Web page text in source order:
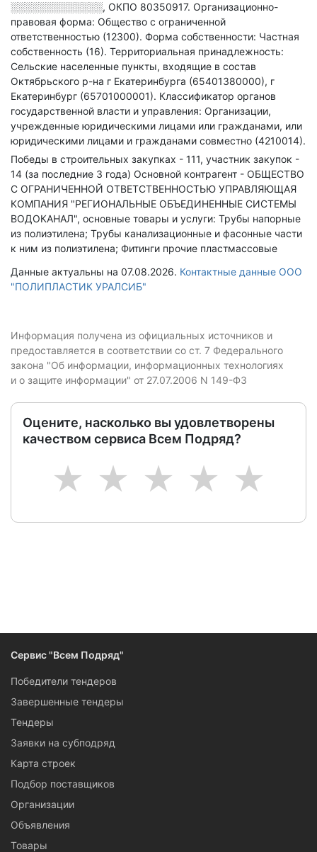
░░░░░░░░░░░░░, ОКПО 80350917. Организационно-
правовая форма: Общество с ограниченной
ответственностью (12300). Форма собственности: Частная
собственность (16). Территориальная принадлежность:
Сельские населенные пункты, входящие в состав
Октябрьского р-на г Екатеринбурга (65401380000), г
Екатеринбург (65701000001). Классификатор органов
государственной власти и управления: Организации,
учрежденные юридическими лицами или гражданами, или
юридическими лицами и гражданами совместно (4210014).
Победы в строительных закупках - 111, участник закупок -
14 (за последние 3 года) Основной контрагент - ОБЩЕСТВО
С ОГРАНИЧЕННОЙ ОТВЕТСТВЕННОСТЬЮ УПРАВЛЯЮЩАЯ
КОМПАНИЯ "РЕГИОНАЛЬНЫЕ ОБЪЕДИНЕННЫЕ СИСТЕМЫ
ВОДОКАНАЛ", основные товары и услуги: Трубы напорные
из полиэтилена; Трубы канализационные и фасонные части
к ним из полиэтилена; Фитинги прочие пластмассовые
Данные актуальны на 07.08.2026. Контактные данные ООО
"ПОЛИПЛАСТИК УРАЛСИБ"
Информация получена из официальных источников и
предоставляется в соответствии со ст. 7 Федерального
закона "Об информации, информационных технологиях
и о защите информации" от 27.07.2006 N 149-ФЗ
Оцените, насколько вы удовлетворены
качеством сервиса Всем Подряд?
5
4
3
2
1
Сервис "Всем Подряд"
Победители тендеров
Завершенные тендеры
Тендеры
Заявки на субподряд
Карта строек
Подбор поставщиков
Организации
Объявления
Товары